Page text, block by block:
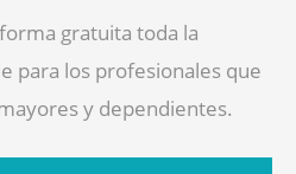
gratuita toda la
para los profesionales que
y dependientes.